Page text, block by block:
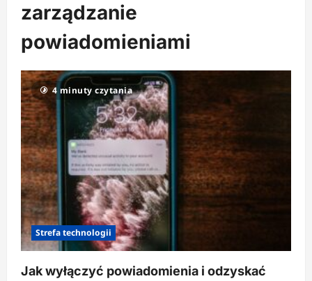
zarządzanie
powiadomieniami
4 minuty czytania
Strefa technologii
Jak wyłączyć powiadomienia i odzyskać